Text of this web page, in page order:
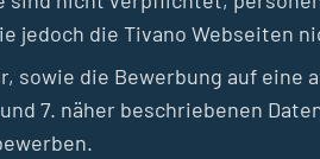
jedoch die Tivano Webseiten
sowie die Bewerbung auf
7. näher beschriebenen